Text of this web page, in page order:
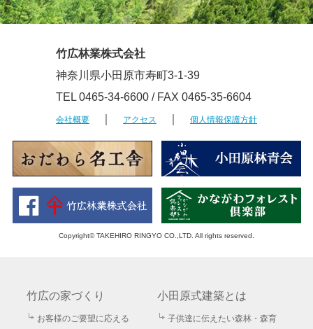
竹広林業株式会社
神奈川県小田原市寿町3-1-39
TEL 0465-34-6600 / FAX 0465-35-6604
会社概要 アクセス 個人情報保護方針
Copyright© TAKEHIRO RINGYO CO.,LTD. All rights reserved.
竹広の家づくり
お客様のご要望に応える
小田原式建築とは
子供達に伝えたい森林・森育